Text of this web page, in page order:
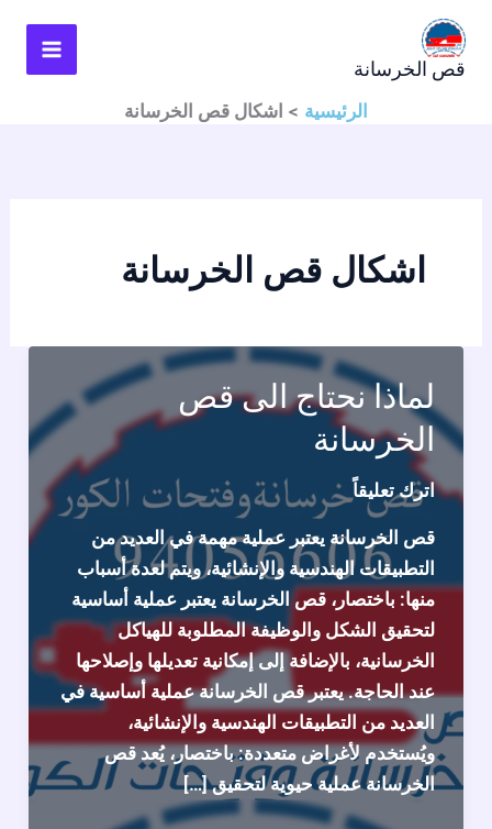
تخطي
المحتوىقص الخرسانة
الرئيسية اشكال قص الخرسانة
اشكال قص الخرسانة
لماذا نحتاج الى قص
الخرسانة
اترك تعليقاً
قص الخرسانة يعتبر عملية مهمة في العديد من
التطبيقات الهندسية والإنشائية، ويتم لعدة أسباب
منها: باختصار، قص الخرسانة يعتبر عملية أساسية
لتحقيق الشكل والوظيفة المطلوبة للهياكل
الخرسانية، بالإضافة إلى إمكانية تعديلها وإصلاحها
عند الحاجة. يعتبر قص الخرسانة عملية أساسية في
العديد من التطبيقات الهندسية والإنشائية،
ويُستخدم لأغراض متعددة: باختصار، يُعد قص
الخرسانة عملية حيوية لتحقيق […]